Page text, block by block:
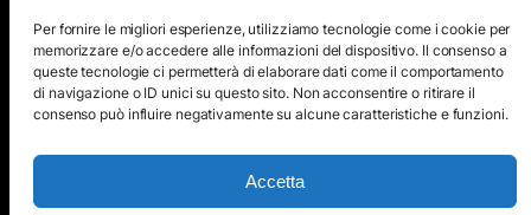
Per fornire le migliori esperienze, utilizziamo tecnologie come i cookie per
memorizzare e/o accedere alle informazioni del dispositivo. Il consenso a
queste tecnologie ci permetterà di elaborare dati come il comportamento
di navigazione o ID unici su questo sito. Non acconsentire o ritirare il
consenso può influire negativamente su alcune caratteristiche e funzioni.
Accetta
* Genesio Di Sabatino è un professionista
con oltre 20 anni di esperienza nel
settore ICT, specializzato in sicurezza